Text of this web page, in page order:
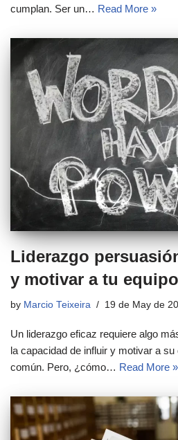
cumplan. Ser un… Read More »
Liderazgo
y motivar a tu equipo
by Marcio Teixeira 19 de May de
Un liderazgo eficaz requiere algo
la capacidad de influir y motivar a
común. Pero, ¿cómo… Read More »